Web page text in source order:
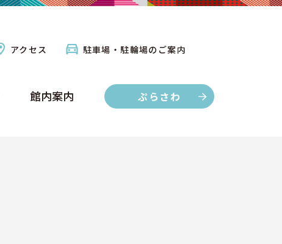
アクセス 駐車場・駐輪場のご案内
館内案内 ぷらさわ